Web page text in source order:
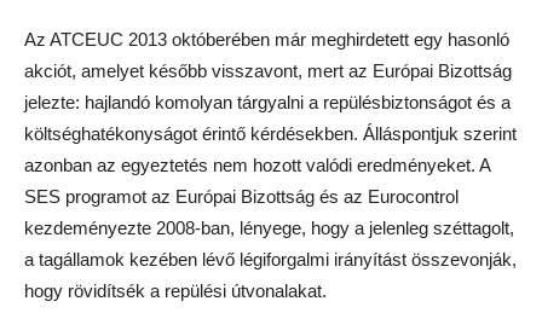
Az ATCEUC 2013 októberében már meghirdetett egy hasonló
akciót, amelyet később visszavont, mert az Európai Bizottság
jelezte: hajlandó komolyan tárgyalni a repülésbiztonságot és a
költséghatékonyságot érintő kérdésekben. Álláspontjuk szerint
azonban az egyeztetés nem hozott valódi eredményeket. A
SES programot az Európai Bizottság és az Eurocontrol
kezdeményezte 2008-ban, lényege, hogy a jelenleg széttagolt,
a tagállamok kezében lévő légiforgalmi irányítást összevonják,
hogy rövidítsék a repülési útvonalakat.